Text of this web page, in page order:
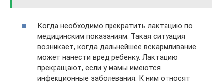
Когда необходимо прекратить лактацию по
медицинским показаниям. Такая ситуация
возникает, когда дальнейшее вскармливание
может нанести вред ребенку. Лактацию
прекращают, если у мамы имеются
инфекционные заболевания. К ним относят